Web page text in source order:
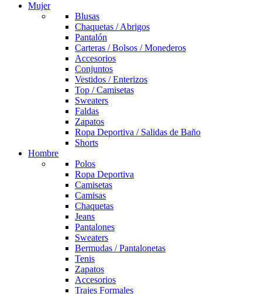
Mujer
Blusas
Chaquetas / Abrigos
Pantalón
Carteras / Bolsos / Monederos
Accesorios
Conjuntos
Vestidos / Enterizos
Top / Camisetas
Sweaters
Faldas
Zapatos
Ropa Deportiva / Salidas de Baño
Shorts
Hombre
Polos
Ropa Deportiva
Camisetas
Camisas
Chaquetas
Jeans
Pantalones
Sweaters
Bermudas / Pantalonetas
Tenis
Zapatos
Accesorios
Trajes Formales